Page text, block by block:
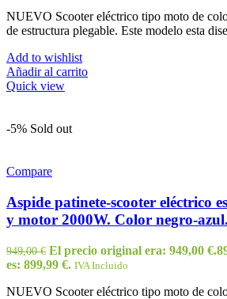
NUEVO Scooter eléctrico tipo moto de
de estructura plegable. Este modelo esta
Add to wishlist
Añadir al carrito
Quick view
-5% Sold out
Compare
Aspide patinete-scooter eléctrico
y motor 2000W. Color negro-azul.
949,00€ El precio original era: 949,00 €.
es: 899,99 €. IVA Incluido
NUEVO Scooter eléctrico tipo moto de